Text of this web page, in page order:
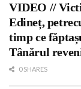
VIDEO //
Edineț,
timp ce
Tânărul
0 SHARES